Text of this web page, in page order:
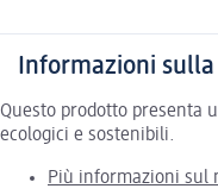
Informazioni
Questo prodotto presenta
ecologici e sostenibili.
Più informazioni sul